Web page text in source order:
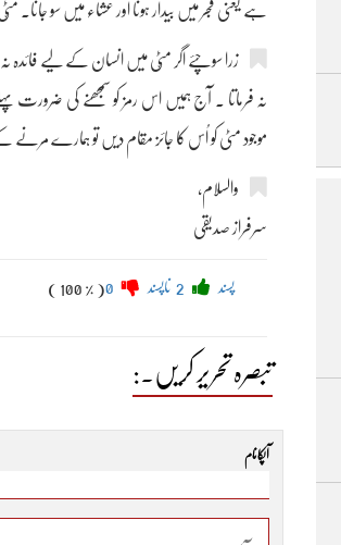
ہے یعنی فجر میں بیدار ہونا اور عشاء میں سو
زرا سوچئے اگر مٹّی میں انسان کے لیے فائدہ
نہ فرماتا ۔ آج ہمیں اس رمز کو سمجھنے کی
موجود مٹی کو اُس کا جائز مقام دیں تو ہمارے
والسلام،
سرفراز صدیقی
پسند ناپسند ( 100 % )
تبصرہ تحریر کریں۔:
آپکا نام